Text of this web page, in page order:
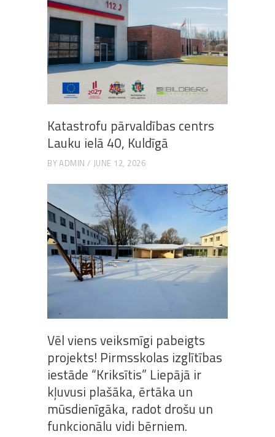
Katastrofu pārvaldības centrs
Lauku ielā 40, Kuldīgā
BYADMIN JUNE 12, 2026
Vēl viens veiksmīgi pabeigts
projekts! Pirmsskolas izglītības
iestāde “Kriksītis” Liepājā ir
kļuvusi plašāka, ērtāka un
mūsdienīgāka, radot drošu un
funkcionālu vidi bērniem.